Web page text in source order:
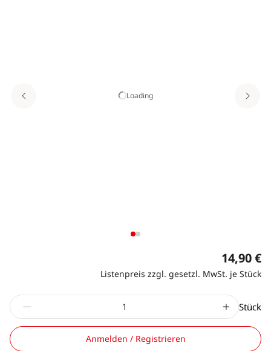
Loading
14,90 €
Listenpreis zzgl. gesetzl. MwSt. je Stück
Stück
Anmelden / Registrieren